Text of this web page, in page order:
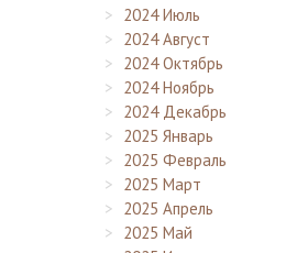
2024 Июль
2024 Август
2024 Октябрь
2024 Ноябрь
2024 Декабрь
2025 Январь
2025 Февраль
2025 Март
2025 Апрель
2025 Май